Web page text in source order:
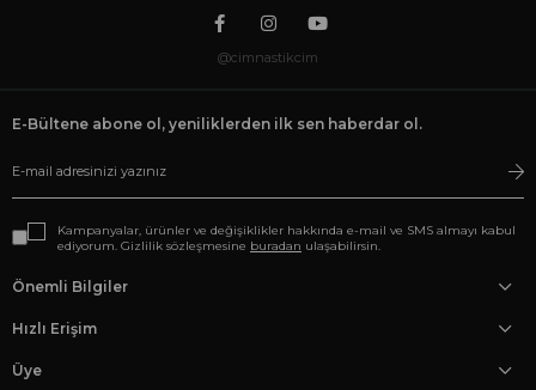
@cimnastikcim
E-Bültene abone ol, yeniliklerden ilk sen haberdar ol.
Kampanyalar, ürünler ve değişiklikler hakkında e-mail ve SMS almayı kabul
ediyorum. Gizlilik sözleşmesine buradan ulaşabilirsin.
Önemli Bilgiler
Hızlı Erişim
Üye